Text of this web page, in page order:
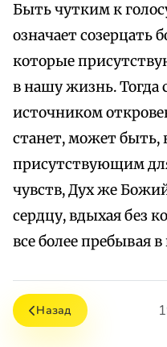
Быть чутким к
означает созерцать
которые
в нашу жизнь. Тогда
источником
станет, может быть,
присутствующим
чувств, Дух же
сердцу, вдыхая без
все более пребывая
Назад